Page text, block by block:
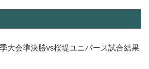
大会準決勝vs桜堤ユニバース試合結果